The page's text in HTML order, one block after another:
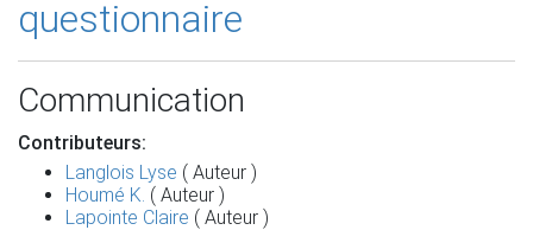
questionnaire
Communication
Contributeurs:
Langlois Lyse ( Auteur )
Houmé K. ( Auteur )
Lapointe Claire ( Auteur )